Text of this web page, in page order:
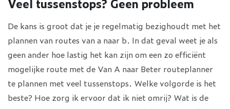
Veel tussenstops? Geen probleem
De kans is groot dat je je regelmatig bezighoudt met het
plannen van routes van a naar b. In dat geval weet je als
geen ander hoe lastig het kan zijn om een zo efficiënt
mogelijke route met de Van A naar Beter routeplanner
te plannen met veel tussenstops. Welke volgorde is het
beste? Hoe zorg ik ervoor dat ik niet omrij? Wat is de